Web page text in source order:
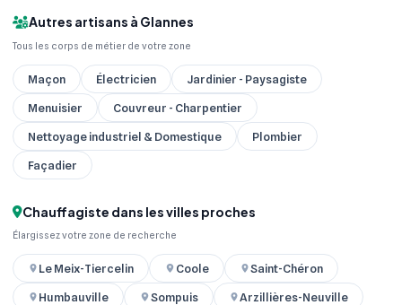
Autres artisans à Glannes
Tous les corps de métier de votre zone
Maçon Électricien
Jardinier - Paysagiste
Menuisier
Couvreur - Charpentier
Nettoyage industriel & Domestique
Plombier
Façadier
Chauffagiste dans les villes proches
Élargissez votre zone de recherche
Le Meix-Tiercelin Coole
Saint-Chéron
Humbauville
Sompuis
Arzillières-Neuville